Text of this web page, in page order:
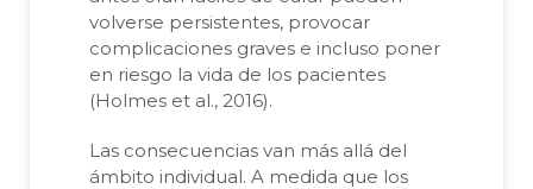
volverse persistentes, provocar
complicaciones graves e incluso poner
en riesgo la vida de los pacientes
(Holmes et al., 2016).
Las consecuencias van más allá del
ámbito individual. A medida que los